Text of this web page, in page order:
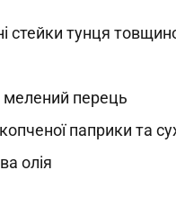
стейки тунця
мелений перець
паприки та
олія